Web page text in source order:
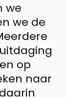
we
we de
op
naar